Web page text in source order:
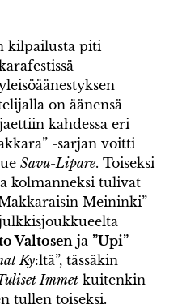
kilpailusta piti
on äänensä
kahdessa eri
-sarjan voitti
Savu-Lipare. Toiseksi
kolmanneksi tulivat
Meininki”
Valtosen ja ”Upi”
Ky:ltä”, tässäkin
Immet kuitenkin
tullen toiseksi.